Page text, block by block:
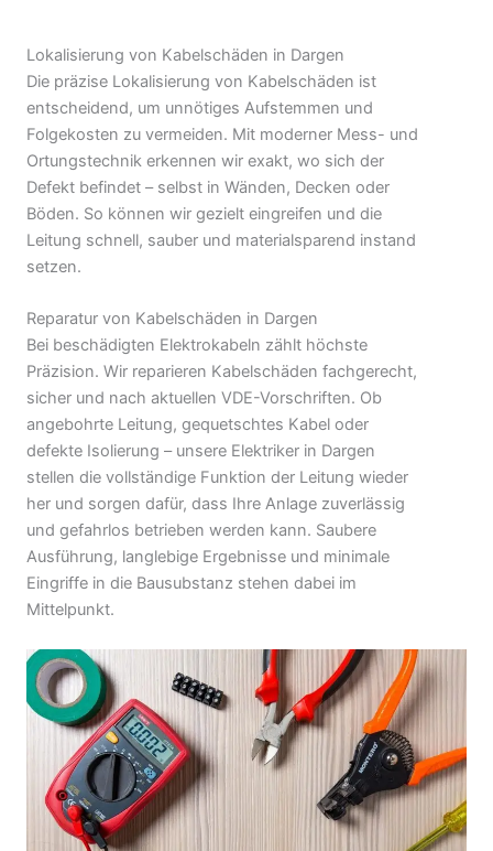
Lokalisierung von Kabelschäden in Dargen
Die präzise Lokalisierung von Kabelschäden ist
entscheidend, um unnötiges Aufstemmen und
Folgekosten zu vermeiden. Mit moderner Mess- und
Ortungstechnik erkennen wir exakt, wo sich der
Defekt befindet – selbst in Wänden, Decken oder
Böden. So können wir gezielt eingreifen und die
Leitung schnell, sauber und materialsparend instand
setzen.
Reparatur von Kabelschäden in Dargen
Bei beschädigten Elektrokabeln zählt höchste
Präzision. Wir reparieren Kabelschäden fachgerecht,
sicher und nach aktuellen VDE-Vorschriften. Ob
angebohrte Leitung, gequetschtes Kabel oder
defekte Isolierung – unsere Elektriker in Dargen
stellen die vollständige Funktion der Leitung wieder
her und sorgen dafür, dass Ihre Anlage zuverlässig
und gefahrlos betrieben werden kann. Saubere
Ausführung, langlebige Ergebnisse und minimale
Eingriffe in die Bausubstanz stehen dabei im
Mittelpunkt.